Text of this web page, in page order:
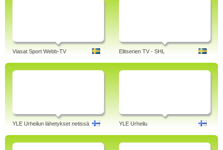
Viasat Sport Webb-TV Elitserien TV - SHL
YLE Urheilun lähetykset netissä YLE Urheilu